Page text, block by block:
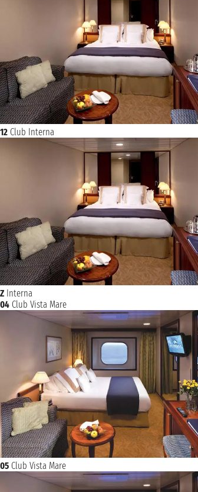
12 Club Interna
Z Interna
04 Club Vista Mare
05 Club Vista Mare